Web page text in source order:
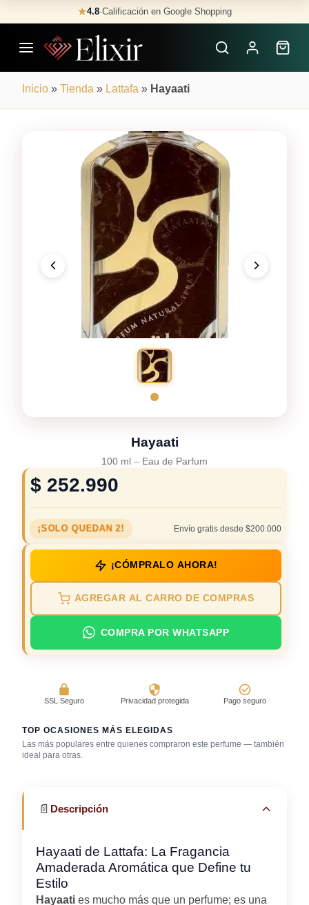
to
content
★4.8·Calificación en Google Shopping
Inicio » Tienda » Lattafa » Hayaati
Hayaati
100 ml – Eau de Parfum
$ 252.990
¡SOLO QUEDAN 2! Envío gratis desde $200.000
¡CÓMPRALO AHORA!
AGREGAR AL CARRO DE COMPRAS
COMPRA POR WHATSAPP
SSL Seguro Privacidad protegida Pago seguro
TOP OCASIONES MÁS ELEGIDAS
Las más populares entre quienes compraron este perfume — también
ideal para otras.
Bar / cocteles
Universidad /
📄 Descripción
Hayaati de Lattafa: La Fragancia
Amaderada Aromática que Define tu
Estilo
Hayaati es mucho más que un perfume; es una